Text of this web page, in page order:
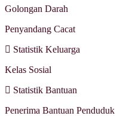
Golongan Darah
Penyandang Cacat
Statistik Keluarga
Kelas Sosial
Statistik Bantuan
Penerima Bantuan Penduduk